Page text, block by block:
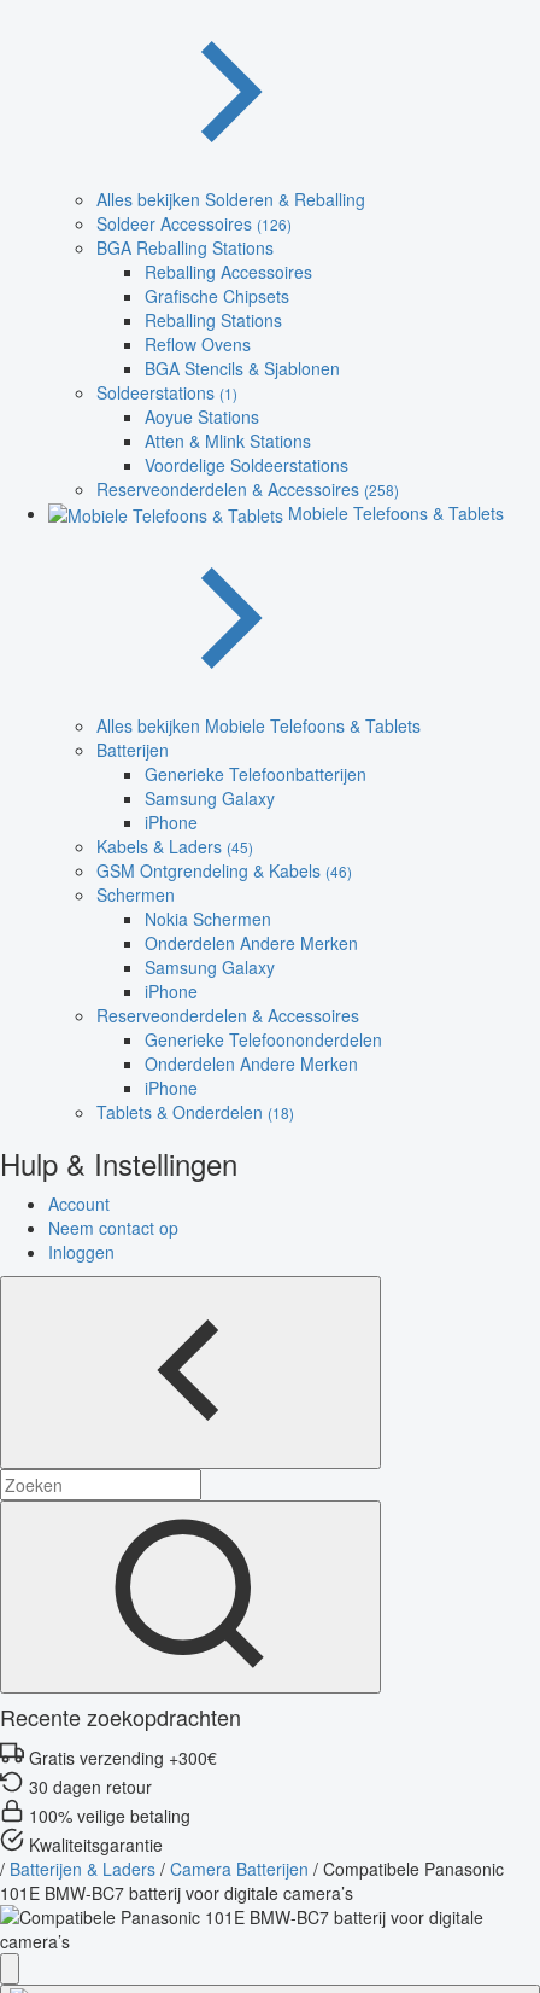
Alles bekijken Solderen & Reballing
Soldeer Accessoires (126)
BGA Reballing Stations
Reballing Accessoires
Grafische Chipsets
Reballing Stations
Reflow Ovens
BGA Stencils & Sjablonen
Soldeerstations (1)
Aoyue Stations
Atten & Mlink Stations
Voordelige Soldeerstations
Reserveonderdelen & Accessoires (258)
Mobiele Telefoons & Tablets
Alles bekijken Mobiele Telefoons & Tablets
Batterijen
Generieke Telefoonbatterijen
Samsung Galaxy
iPhone
Kabels & Laders (45)
GSM Ontgrendeling & Kabels (46)
Schermen
Nokia Schermen
Onderdelen Andere Merken
Samsung Galaxy
iPhone
Reserveonderdelen & Accessoires
Generieke Telefoononderdelen
Onderdelen Andere Merken
iPhone
Tablets & Onderdelen (18)
Hulp & Instellingen
Account
Neem contact op
Inloggen
Recente zoekopdrachten
Gratis verzending +300€
30 dagen retour
100% veilige betaling
Kwaliteitsgarantie
/ Batterijen & Laders / Camera Batterijen / Compatibele Panasonic
101E BMW-BC7 batterij voor digitale camera’s